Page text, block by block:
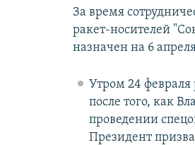
За время
ракет-носителей
назначен на 6
Утром 24 февраля
после того, как
проведении
Президент